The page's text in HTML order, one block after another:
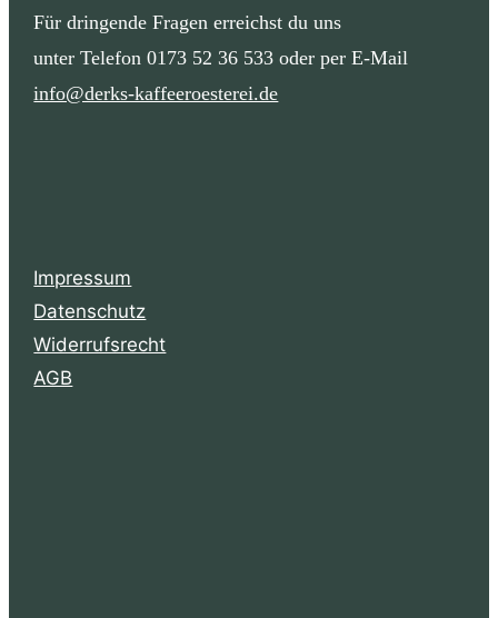
Für dringende Fragen erreichst du uns
unter Telefon 0173 52 36 533 oder per E-Mail
info@derks-kaffeeroesterei.de
Impressum
Datenschutz
Widerrufsrecht
AGB